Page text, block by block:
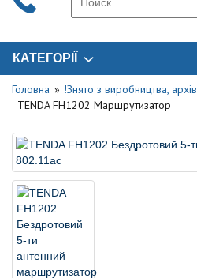
КАТЕГОРІЇ
Головна
!Знято з виробництва, архів
TENDA FH1202 Маршрутизатор